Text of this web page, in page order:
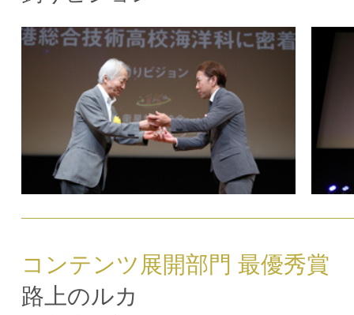
コンテンツ展開部門 最優秀賞
路上のルカ